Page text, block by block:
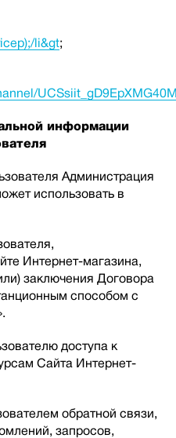
li&gt;
информации
Администрация
использовать в
Интернет-магазина,
заключения Договора
способом с
доступа к
Сайта Интернет-
обратной связи,
запросов,